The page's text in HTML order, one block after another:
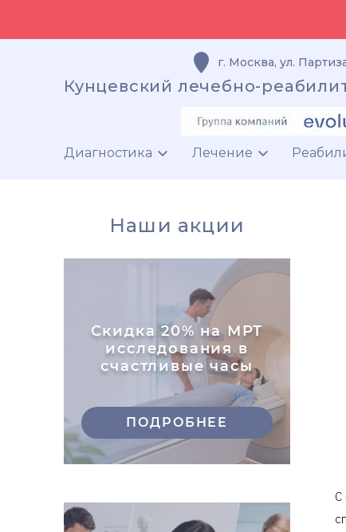
г. Москва, ул.
Кунцевский лечебно-
Диагностика Лечение
Наши акции
Скидка 20% на МРТ
исследования в
счастливые часы
ПОДРОБНЕЕ
С